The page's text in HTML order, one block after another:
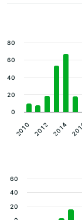
2010 2012 2014
0
20
40
60
80
20
40
60